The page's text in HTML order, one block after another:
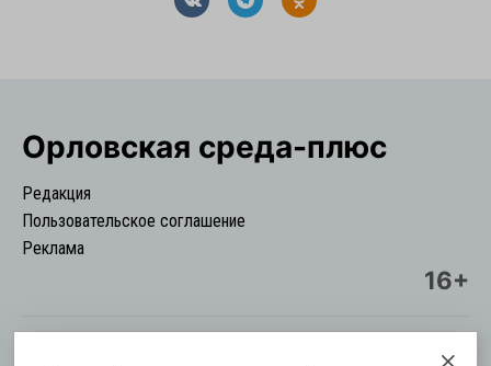
Орловская cреда-плюс
Редакция
Пользовательское соглашение
Реклама
16+